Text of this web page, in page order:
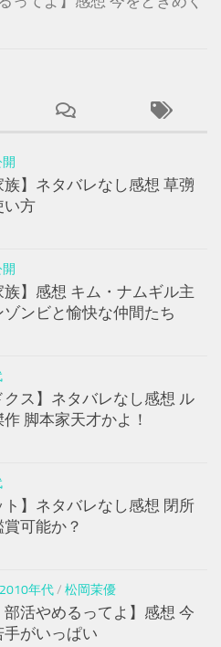
】ネタバレなし感想 草彅
い方
】感想 キム・ナムギル主
ンビと愉快な仲間たち
ス】ネタバレなし感想 ル
脚本家天才かよ！
】ネタバレなし感想 閉所
可能か？
2010年代/ 松岡茉優
活やめるってよ】感想 今
がいっぱい